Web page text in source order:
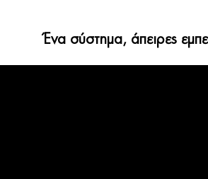
Ένα σύστημα, άπειρες